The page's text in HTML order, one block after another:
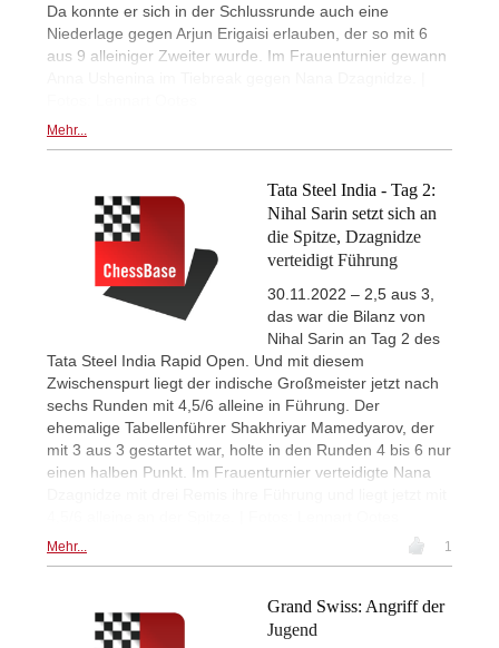
Da konnte er sich in der Schlussrunde auch eine
Niederlage gegen Arjun Erigaisi erlauben, der so mit 6
aus 9 alleiniger Zweiter wurde. Im Frauenturnier gewann
Mehr...
Tata Steel India - Tag 2:
Nihal Sarin setzt sich an
die Spitze, Dzagnidze
verteidigt Führung
30.11.2022 – 2,5 aus 3,
das war die Bilanz von
Nihal Sarin an Tag 2 des
Tata Steel India Rapid Open. Und mit diesem
Zwischenspurt liegt der indische Großmeister jetzt nach
sechs Runden mit 4,5/6 alleine in Führung. Der
ehemalige Tabellenführer Shakhriyar Mamedyarov, der
mit 3 aus 3 gestartet war, holte in den Runden 4 bis 6 nur
einen halben Punkt. Im Frauenturnier verteidigte Nana
Mehr... 1
Grand Swiss: Angriff der
Jugend